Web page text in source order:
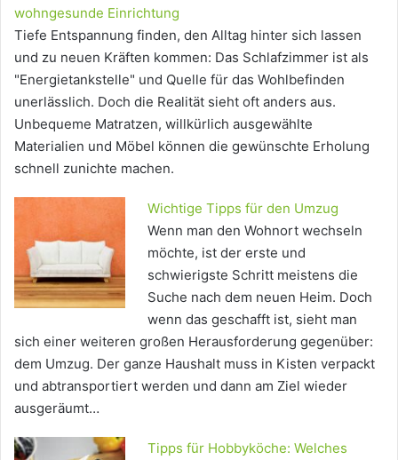
wohngesunde Einrichtung
Tiefe Entspannung finden, den Alltag hinter sich lassen
und zu neuen Kräften kommen: Das Schlafzimmer ist als
"Energietankstelle" und Quelle für das Wohlbefinden
unerlässlich. Doch die Realität sieht oft anders aus.
Unbequeme Matratzen, willkürlich ausgewählte
Materialien und Möbel können die gewünschte Erholung
schnell zunichte machen.
Wichtige Tipps für den Umzug
Wenn man den Wohnort wechseln
möchte, ist der erste und
schwierigste Schritt meistens die
Suche nach dem neuen Heim. Doch
wenn das geschafft ist, sieht man
sich einer weiteren großen Herausforderung gegenüber:
dem Umzug. Der ganze Haushalt muss in Kisten verpackt
und abtransportiert werden und dann am Ziel wieder
ausgeräumt…
Tipps für Hobbyköche: Welches